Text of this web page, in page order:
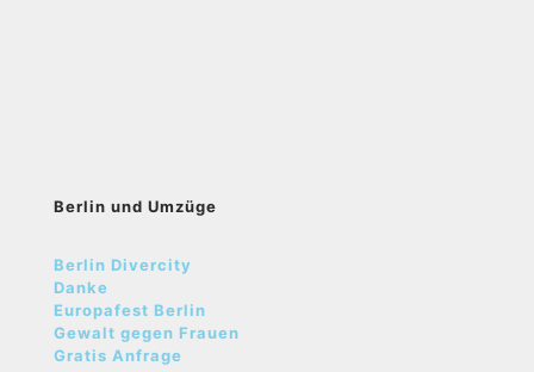
Berlin und Umzüge
Berlin Divercity
Danke
Europafest Berlin
Gewalt gegen Frauen
Gratis Anfrage